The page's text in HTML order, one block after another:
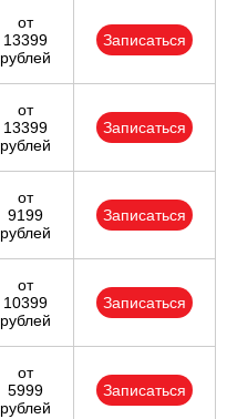
от
13399
рублей
Записаться
от
13399
рублей
Записаться
от
9199
рублей
Записаться
от
10399
рублей
Записаться
от
5999
рублей
Записаться